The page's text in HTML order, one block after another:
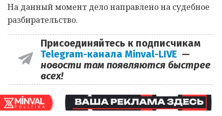
На данный момент дело направлено на судебное
разбирательство.
Присоединяйтесь к подписчикам
Telegram-канала Minval-LIVE —
новости там появляются быстрее
всех!